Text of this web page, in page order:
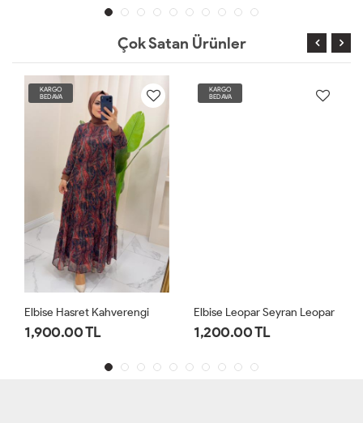
Çok Satan Ürünler
KARGO
BEDAVA
Elbise Hasret Kahverengi
1,900.00 TL
KARGO
BEDAVA
Elbise Leopar Seyran Leopar
1,200.00 TL